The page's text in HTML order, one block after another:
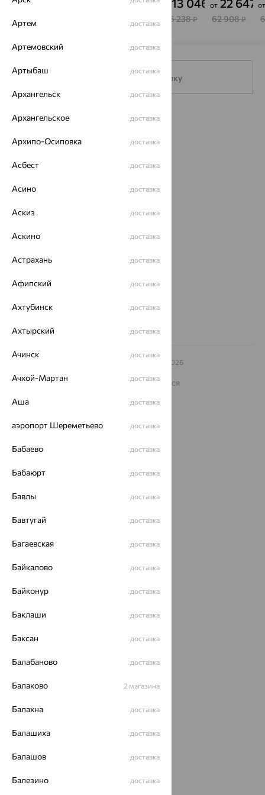
от 13 100 18 753 13 046₽
36 238₽
от 22 647₽
62 908₽
Подписаться на рассылку
Каталог
Акции
Магазины
Покупателям
ул. Зегеля, 27/2
8 (800) 250-02-30
– 2026
На информационном ресурсе применяются
Артем доставка
Артемовский доставка
Артыбаш доставка
Архангельск доставка
Архангельское доставка
Архипо-Осиповка доставка
Асбест доставка
Асино доставка
Аскиз доставка
Аскино доставка
Астрахань доставка
Афипский доставка
Ахтубинск доставка
Ахтырский доставка
Ачинск доставка
Ачхой-Мартан доставка
Аша доставка
аэропорт Шереметьево доставка
Бабаево доставка
Бабаюрт доставка
Бавлы доставка
Бавтугай доставка
Багаевская доставка
Байкалово доставка
Байконур доставка
Баклаши доставка
Баксан доставка
Балабаново доставка
Балаково 2 магазина
Балахна доставка
Балашиха доставка
Балашов доставка
Балезино доставка